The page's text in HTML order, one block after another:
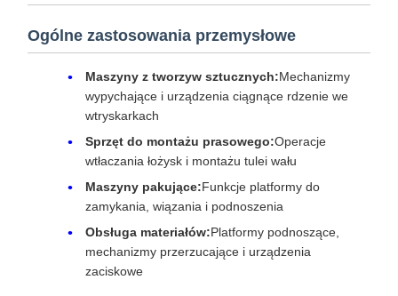
Ogólne zastosowania przemysłowe
Maszyny z tworzyw sztucznych:Mechanizmy
wypychające i urządzenia ciągnące rdzenie we
wtryskarkach
Sprzęt do montażu prasowego:Operacje
wtłaczania łożysk i montażu tulei wału
Maszyny pakujące:Funkcje platformy do
zamykania, wiązania i podnoszenia
Obsługa materiałów:Platformy podnoszące,
mechanizmy przerzucające i urządzenia
zaciskowe